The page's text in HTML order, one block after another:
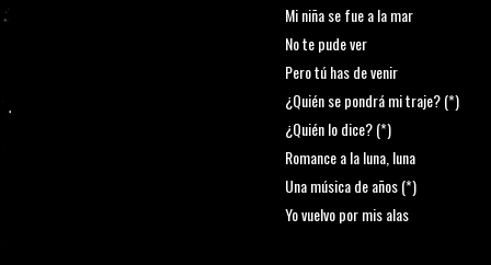
Mi niña se fue a la mar
No te pude ver
Pero tú has de venir
¿Quién se pondrá mi traje? (*)
¿Quién lo dice? (*)
Romance a la luna, luna
Una música de años (*)
Yo vuelvo por mis alas